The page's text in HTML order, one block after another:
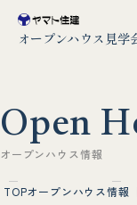
オープンハウス見学
Open H
オー プンハ ウ ス情報
TOPオープンハウス情報